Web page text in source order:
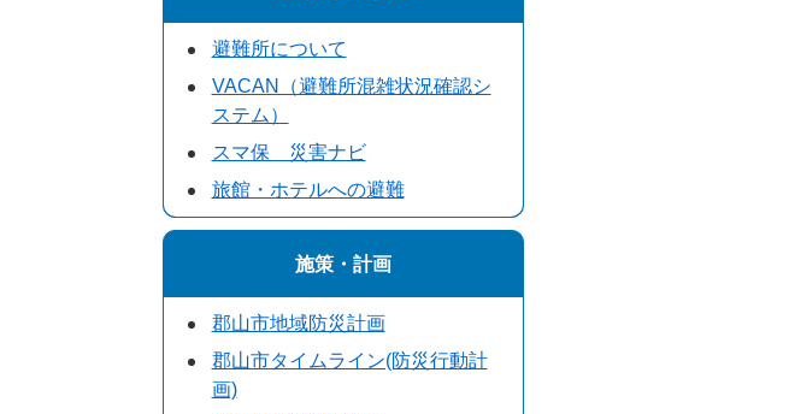
避難所について
VACAN（避難所混雑状況確認シ
ステム）
スマ保 災害ナビ
旅館・ホテルへの避難
施策・計画
郡山市地域防災計画
郡山市タイムライン(防災行動計
画)